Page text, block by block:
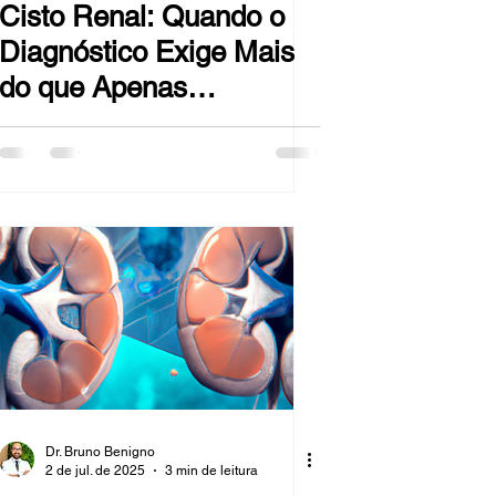
Cisto Renal: Quando o
Diagnóstico Exige Mais
do que Apenas
Observação
Dr. Bruno Benigno
2 de jul. de 2025
3 min de leitura